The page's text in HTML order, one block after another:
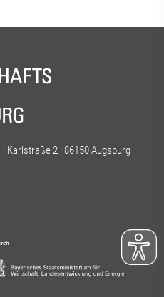
Karlstraße 2 | 86150 Augsburg